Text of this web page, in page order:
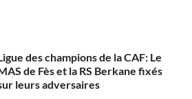
des champions de la CAF: Le
de Fès et la RS Berkane fixés
leurs adversaires